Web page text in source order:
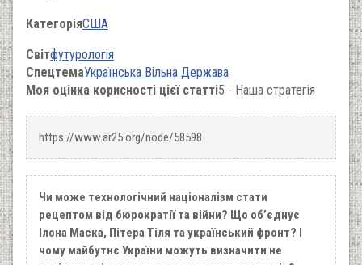
КатегоріяСША
Світфутурологія
СпецтемаУкраїнська Вільна Держава
Моя оцінка корисності цієї статті5 - Наша стратегія
https://www.ar25.org/node/58598
Чи може технологічний націоналізм стати
рецептом від бюрократії та війни? Що об’єднує
Ілона Маска, Пітера Тіля та український фронт? І
чому майбутнє України можуть визначити не